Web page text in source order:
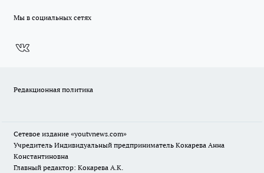
Мы в социальных сетях
Редакционная политика
Сетевое издание «youtvnews.com»
Учредитель Индивидуальный предприниматель Кокарева Анна
Константиновна
Главный редактор: Кокарева А.К.